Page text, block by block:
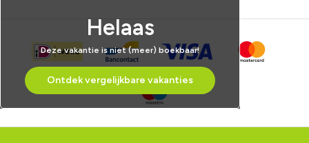
Helaas
Deze vakantie is niet (meer) boekbaar!
Ontdek vergelijkbare vakanties